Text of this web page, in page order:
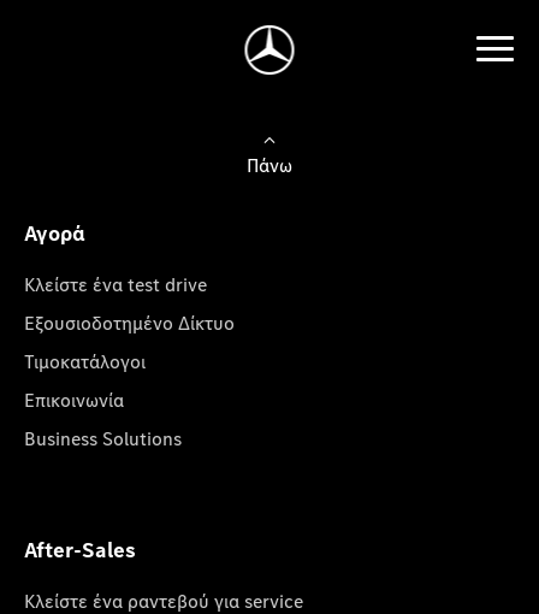
Πάνω
Αγορά
Κλείστε ένα test drive
Εξουσιοδοτημένο Δίκτυο
Τιμοκατάλογοι
Επικοινωνία
Business Solutions
After-Sales
Κλείστε ένα ραντεβού για service